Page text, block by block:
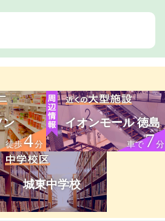
ン
徒歩4分
イオンモール 徳島
車で7分
城東中学校